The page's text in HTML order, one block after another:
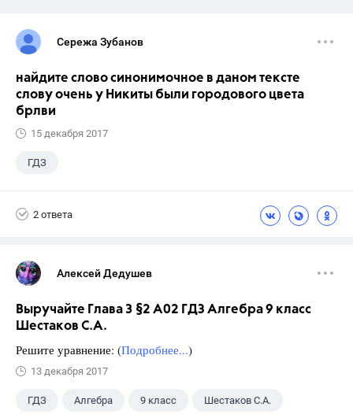
Сережа Зубанов
найдите слово синонимочное в даном тексте
слову очень у Никиты были городового цвета
брлви
15 декабря 2017
ГДЗ
2 ответа
Алексей Дедушев
Выручайте Глава 3 §2 А02 ГДЗ Алгебра 9 класс
Шестаков С.А.
Решите уравнение: (Подробнее...)
13 декабря 2017
ГДЗ Алгебра 9 класс Шестаков С.А.